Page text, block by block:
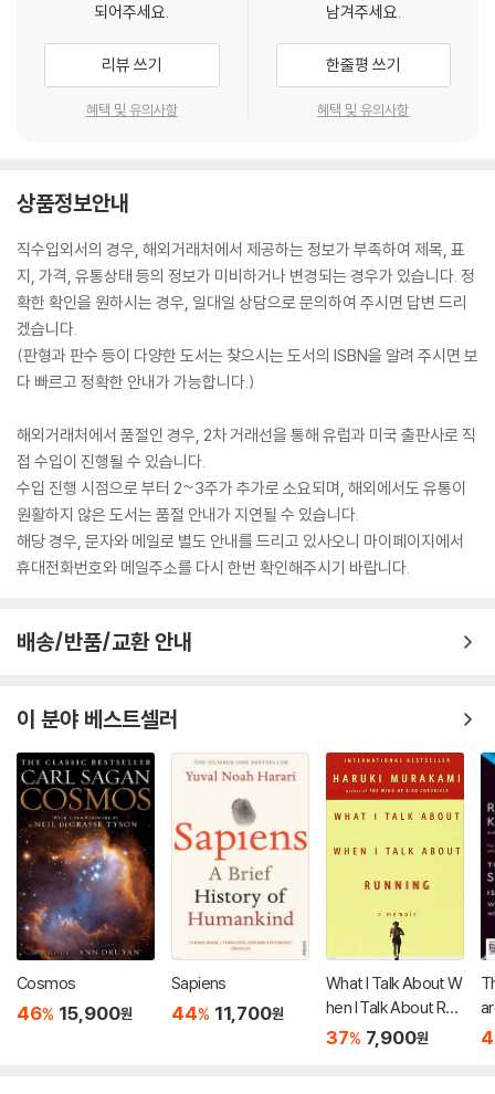
되어주세요.
리뷰 쓰기
혜택 및 유의사항
남겨주세요.
한줄평 쓰기
혜택 및 유의사항
상품정보안내
직수입외서의 경우, 해외거래처에서 제공하는 정보가 부족하여 제목, 표
지, 가격, 유통상태 등의 정보가 미비하거나 변경되는 경우가 있습니다. 정
확한 확인을 원하시는 경우, 일대일 상담으로 문의하여 주시면 답변 드리
겠습니다.
(판형과 판수 등이 다양한 도서는 찾으시는 도서의 ISBN을 알려 주시면 보
다 빠르고 정확한 안내가 가능합니다.)
해외거래처에서 품절인 경우, 2차 거래선을 통해 유럽과 미국 출판사로 직
접 수입이 진행될 수 있습니다.
수입 진행 시점으로 부터 2~3주가 추가로 소요되며, 해외에서도 유통이
원활하지 않은 도서는 품절 안내가 지연될 수 있습니다.
해당 경우, 문자와 메일로 별도 안내를 드리고 있사오니 마이페이지에서
휴대전화번호와 메일주소를 다시 한번 확인해주시기 바랍니다.
배송/반품/교환 안내
이 분야 베스트셀러
Cosmos
46% 15,900원
Sapiens
44% 11,700원
What I Talk About W
hen I Talk About Run
ning
37% 7,900원